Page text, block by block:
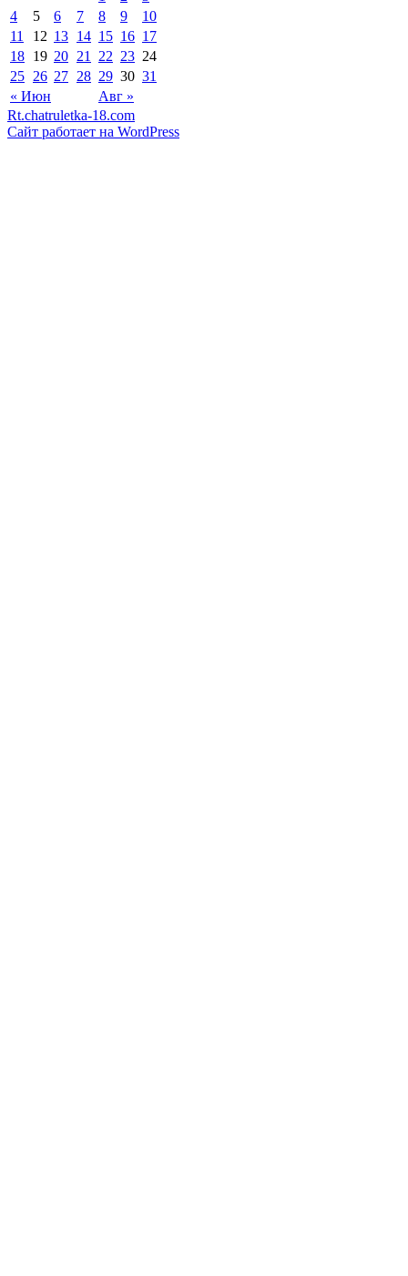
« Июн Авг »
4
5 6 7 8 9
10
11
12 13 14 15 16 17
18 19 20 21 22 23 24
25 26 27 28 29 30 31
Rt.chatruletka-18.com
Сайт работает на WordPress